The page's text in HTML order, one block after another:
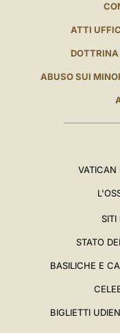
ATTI
ABUSO SUI
VATICAN
SITI
STATO
BASILICHE E
BIGLIETTI